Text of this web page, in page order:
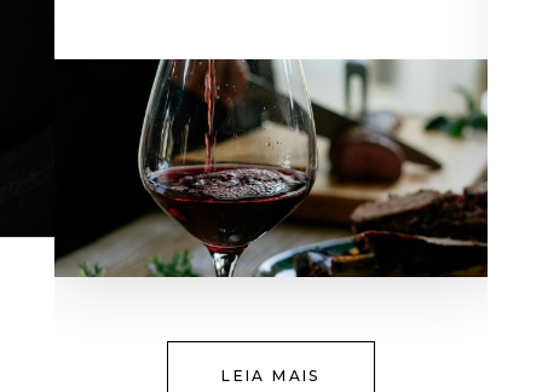
LEIA MAIS